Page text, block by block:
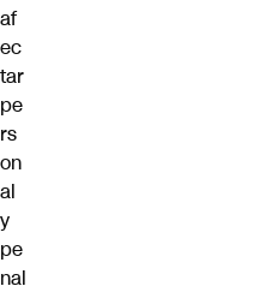
af
ec
tar
pe
rs
on
al
y
pe
nal